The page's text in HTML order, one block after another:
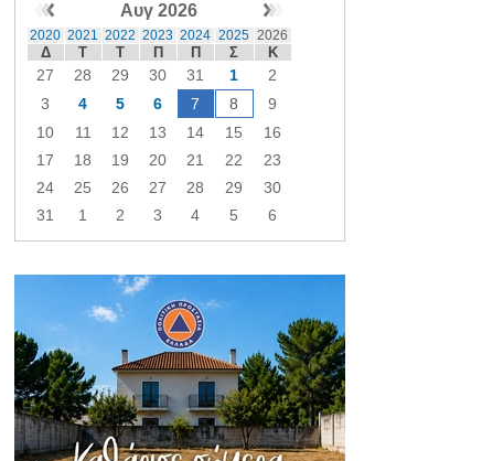
Αυγ 2026
2020 2021 2022 2023 2024 2025 2026
Δ Τ Τ Π Π Σ Κ
27 28 29 30 31 1
2
3
4 5 6 7 8
9
10
11 12 13 14 15
16
17
18 19 20 21 22
23
24
25 26 27 28 29
30
31
1 2 3 4 5 6